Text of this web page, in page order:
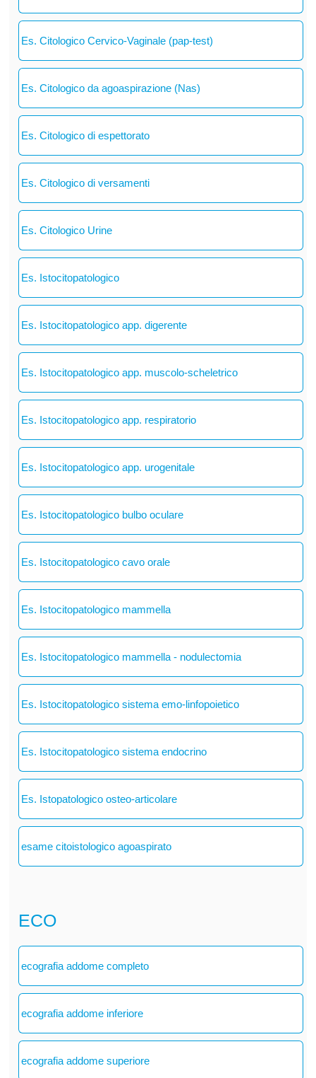
Es. Citologico Cervico-Vaginale (pap-test)
Es. Citologico da agoaspirazione (Nas)
Es. Citologico di espettorato
Es. Citologico di versamenti
Es. Citologico Urine
Es. Istocitopatologico
Es. Istocitopatologico app. digerente
Es. Istocitopatologico app. muscolo-scheletrico
Es. Istocitopatologico app. respiratorio
Es. Istocitopatologico app. urogenitale
Es. Istocitopatologico bulbo oculare
Es. Istocitopatologico cavo orale
Es. Istocitopatologico mammella
Es. Istocitopatologico mammella - nodulectomia
Es. Istocitopatologico sistema emo-linfopoietico
Es. Istocitopatologico sistema endocrino
Es. Istopatologico osteo-articolare
esame citoistologico agoaspirato
ECO
ecografia addome completo
ecografia addome inferiore
ecografia addome superiore